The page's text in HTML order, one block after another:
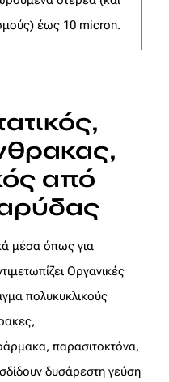
έως 10 micron.
από
μέσα όπως για
Οργανικές
πολυκυκλικούς
παρασιτοκτόνα,
δυσάρεστη γεύση